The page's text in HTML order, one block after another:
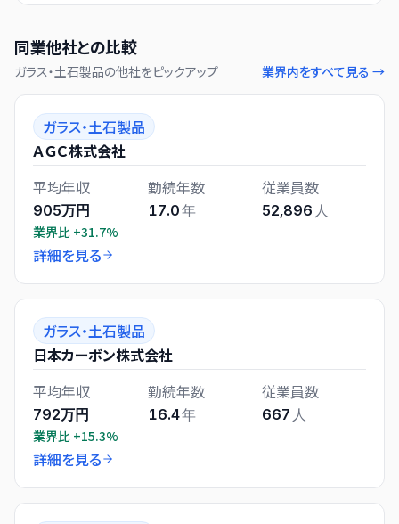
同業他社との比較
ガラス・土石製品の他社をピックアップ 業界内をすべて見る →
ガラス・土石製品
ＡＧＣ株式会社
平均年収
905万円
業界比 +31.7%
勤続年数
17.0年
従業員数
52,896 人
詳細を見る
ガラス・土石製品
日本カーボン株式会社
平均年収
792万円
業界比 +15.3%
勤続年数
16.4年
従業員数
667 人
詳細を見る